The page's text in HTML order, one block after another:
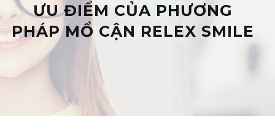
ƯU ĐIỂM CỦA PHƯƠNG
PHÁP MỔ CẬN RELEX SMILE